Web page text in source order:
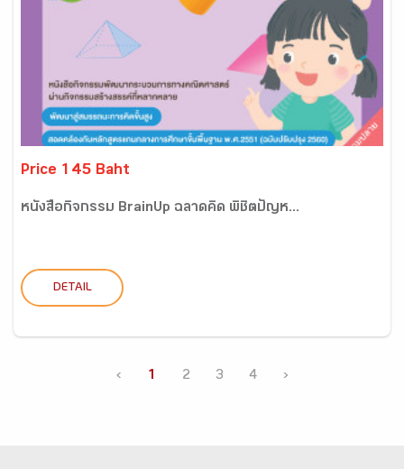
Price 145 Baht
หนังสือกิจกรรม BrainUp ฉลาดคิด พิชิตปัญห...
DETAIL
‹ 1 2 3 4 ›